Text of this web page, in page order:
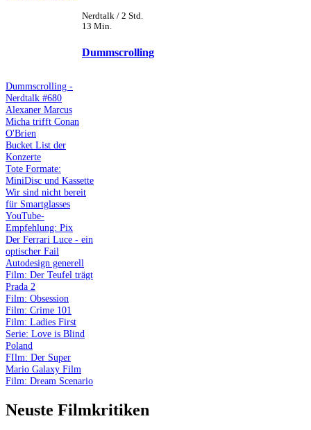
Nerdtalk / 2 Std.
13 Min.
Dummscrolling
Dummscrolling -
Nerdtalk #680
Alexaner Marcus
Micha trifft Conan
O'Brien
Bucket List der
Konzerte
Tote Formate:
MiniDisc und Kassette
Wir sind nicht bereit
für Smartglasses
YouTube-
Empfehlung: Pix
Der Ferrari Luce - ein
optischer Fail
Autodesign generell
Film: Der Teufel trägt
Prada 2
Film: Obsession
Film: Crime 101
Film: Ladies First
Serie: Love is Blind
Poland
FIlm: Der Super
Mario Galaxy Film
Film: Dream Scenario
Neuste Filmkritiken